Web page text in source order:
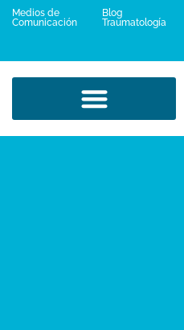
Medios de
Comunicación
Blog
Traumatología